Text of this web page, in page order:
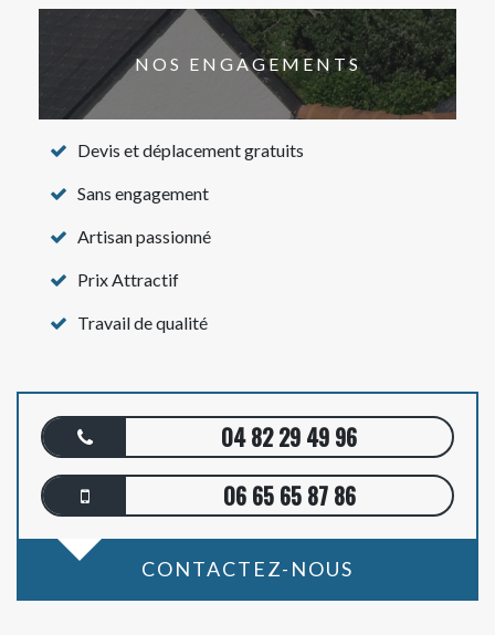
NOS ENGAGEMENTS
Devis et déplacement gratuits
Sans engagement
Artisan passionné
Prix Attractif
Travail de qualité
04 82 29 49 96
06 65 65 87 86
CONTACTEZ-NOUS